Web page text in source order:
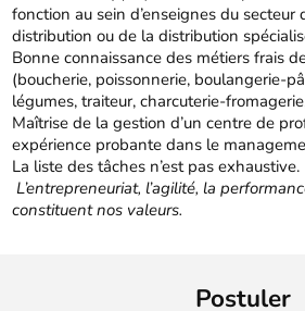
fonction au sein d’enseignes du secteur
distribution ou de la distribution
Bonne connaissance des métiers frais
(boucherie, poissonnerie, boulangerie-
légumes, traiteur, charcuterie-
Maîtrise de la gestion d’un centre de
expérience probante dans le
La liste des tâches n’est pas exhaustive.
L’entrepreneuriat, l’agilité, la
constituent nos valeurs.
Postuler